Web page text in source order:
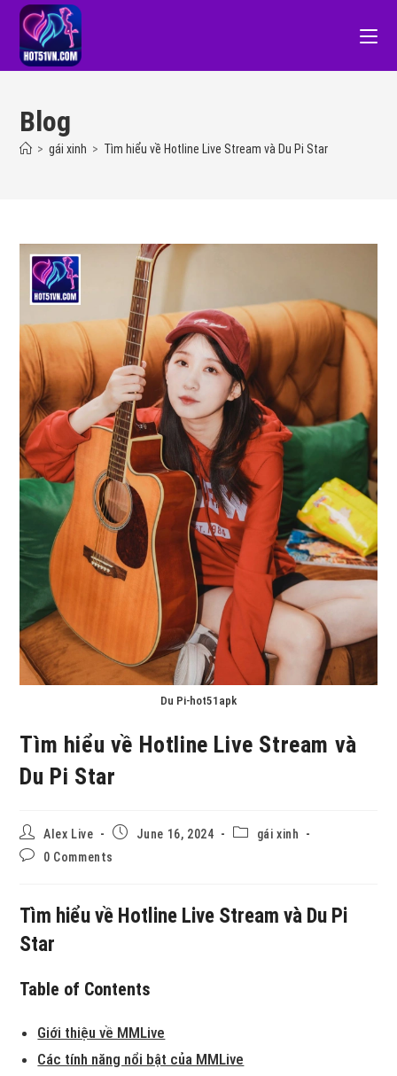
Blog
> gái xinh > Tìm hiểu về Hotline Live Stream và Du Pi Star
Du Pi-hot51apk
Tìm hiểu về Hotline Live Stream và
Du Pi Star
Alex Live June 16, 2024
gái xinh
0 Comments
Tìm hiểu về Hotline Live Stream và Du Pi
Star
Table of Contents
Giới thiệu về MMLive
Các tính năng nổi bật của MMLive